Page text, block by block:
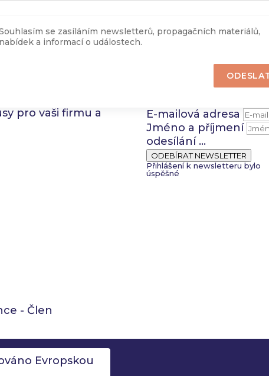
se zasíláním newsletterů, propagačních materiálů,
nabídek a informací o událostech.
pro vaši firmu a
E-mailová adresa
Jméno a příjmení
odesílání ...
ODEBÍRAT NEWSLETTER
Přihlášení k newsletteru bylo
úspěšné